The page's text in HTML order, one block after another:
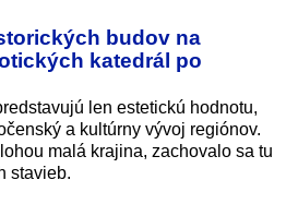
budov na
katedrál po
len estetickú hodnotu,
a kultúrny vývoj regiónov.
malá krajina, zachovalo sa tu
stavieb.